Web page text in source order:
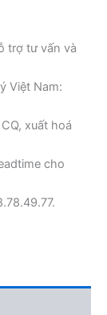
trợ tư vấn và
Việt Nam:
xuất hoá
cho